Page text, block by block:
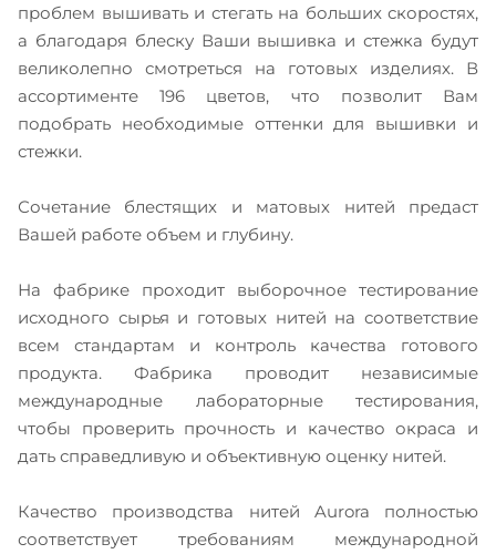
проблем вышивать и стегать на больших скоростях,
а благодаря блеску Ваши вышивка и стежка будут
великолепно смотреться на готовых изделиях. В
ассортименте 196 цветов, что позволит Вам
подобрать необходимые оттенки для вышивки и
стежки.
Сочетание блестящих и матовых нитей предаст
Вашей работе объем и глубину.
На фабрике проходит выборочное тестирование
исходного сырья и готовых нитей на соответствие
всем стандартам и контроль качества готового
продукта. Фабрика проводит независимые
международные лабораторные тестирования,
чтобы проверить прочность и качество окраса и
дать справедливую и объективную оценку нитей.
Качество производства нитей Aurora полностью
соответствует требованиям международной